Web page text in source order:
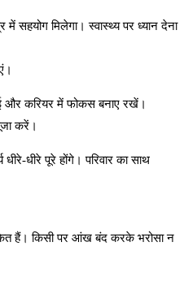
में सहयोग मिलेगा। स्वास्थ्य पर ध्यान देना
और करियर में फोकस बनाए रखें।
करें।
धीरे पूरे होंगे। परिवार का साथ
हैं। किसी पर आंख बंद करके भरोसा न